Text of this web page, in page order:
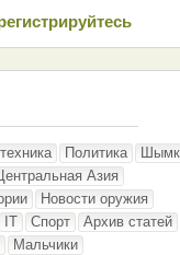
Политика
Азия
Новости оружия
IT Спорт
Архив статей
Мальчики